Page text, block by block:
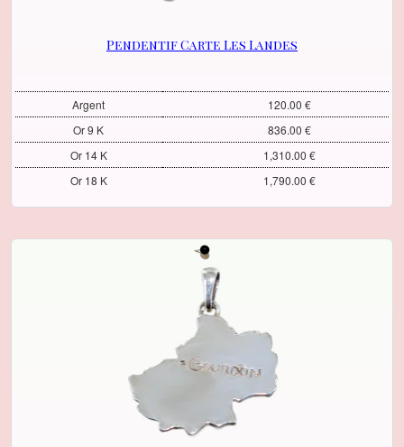
Pendentif Carte Les Landes
Argent
120.00 €
Or 9 K
836.00 €
Or 14 K
1,310.00 €
Or 18 K
1,790.00 €